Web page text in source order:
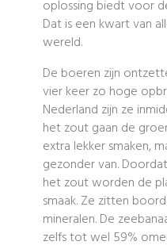
oplossing biedt voor
Dat is een kwart van
wereld.
De boeren zijn
vier keer zo hoge
Nederland zijn ze
het zout gaan de
extra lekker smaken,
gezonder van.
het zout worden de
smaak. Ze zitten
mineralen. De
zelfs tot wel 59%